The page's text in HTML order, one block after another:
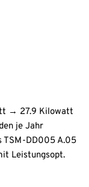
→ 27.9 Kilowatt
je Jahr
TSM-DD005 A.05
mit Leistungsopt.